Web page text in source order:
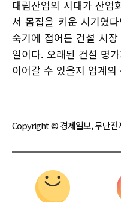
대림산업의 시대가 산업
서 몸집을 키운 시기였
숙기에 접어든 건설 시
일이다. 오래된 건설 명
이어갈 수 있을지 업계
Copyright © 경제일보, 무단전